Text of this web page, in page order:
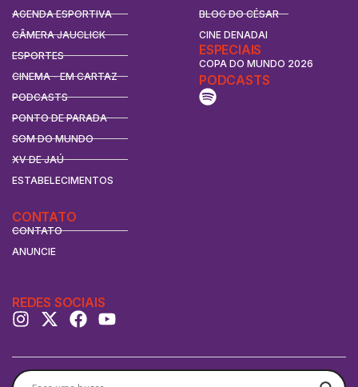
AGENDA ESPORTIVA
CÂMERA JAUCLICK
ESPORTES
CINEMA - EM CARTAZ
PODCASTS
PONTO DE PARADA
SOM DO MUNDO
XV DE JAÚ
ESTABELECIMENTOS
BLOG DO CÉSAR
CINE DENADAI
ESPECIAIS
COPA DO MUNDO 2026
CONTATO
CONTATO
ANUNCIE
PODCASTS
REDES SOCIAIS